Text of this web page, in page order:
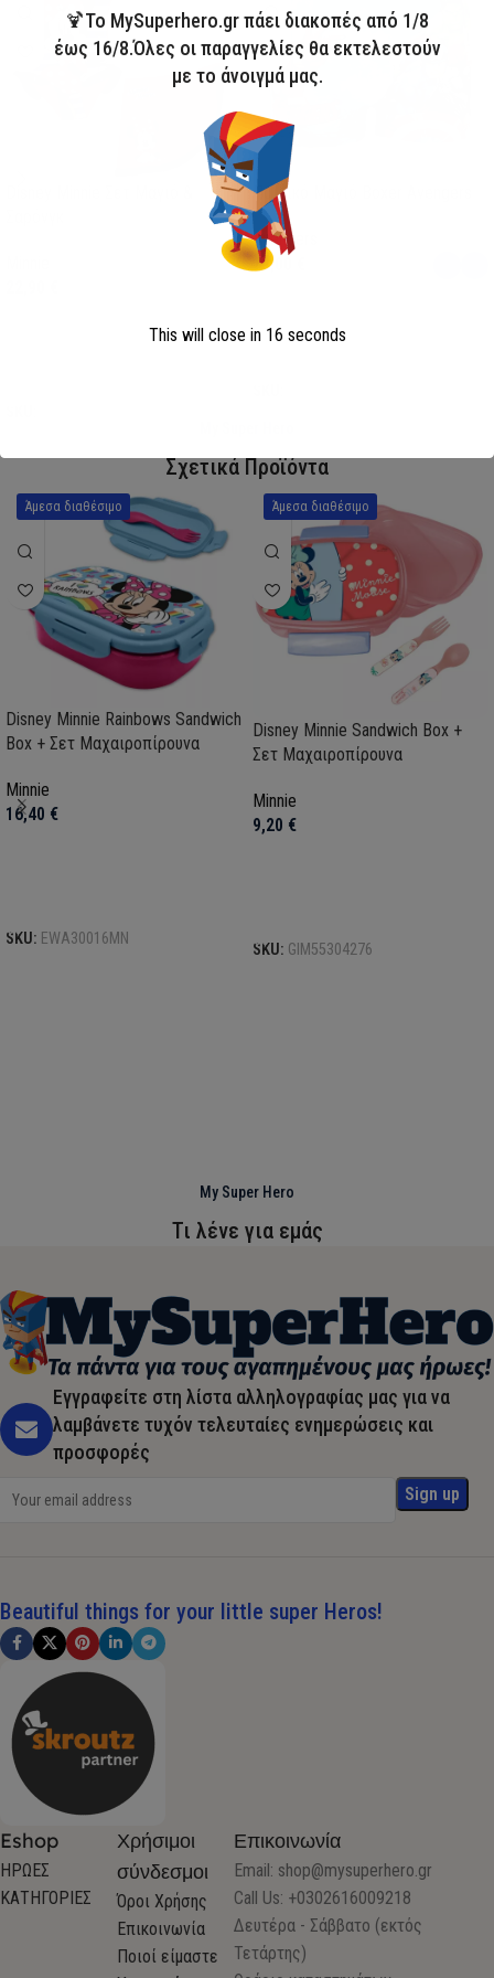
Παιδικό Μαγιό Boxer Avengers
Avengers
13,00
Σχετικά Προϊόντα
Άμεσα διαθέσιμο
Disney Minnie Rainbows Sandwich
Box + Σετ Μαχαιροπίρουνα
Minnie
16,40 €
SKU: EWA30016MN
Άμεσα διαθέσιμο
Disney Minnie Sandwich Box +
Σετ Μαχαιροπίρουνα
Minnie
9,20 €
SKU: GIM55304276
My Super Hero
Τι λένε για εμάς
Εγγραφείτε στη λίστα αλληλογραφίας μας για να
λαμβάνετε τυχόν τελευταίες ενημερώσεις και
προσφορές
Beautiful things for your little super Heros!
Eshop
ΗΡΩΕΣ
ΚΑΤΗΓΟΡΙΕΣ
Χρήσιμοι
σύνδεσμοι
Όροι Χρήσης
Επικοινωνία
Ποιοί είμαστε
Επικοινωνία
Email: shop@mysuperhero.gr
Call Us: +0302616009218
Δευτέρα - Σάββατο (εκτός
Τετάρτης)
🍹Το MySuperhero.gr πάει διακοπές από 1/8
έως 16/8.Όλες οι παραγγελίες θα εκτελεστούν
με το άνοιγμά μας.
This will close in 15 seconds